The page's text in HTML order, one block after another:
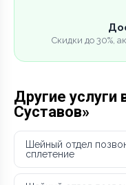
Скидки до 30%,
Другие услуги
Суставов»
Шейный отдел
сплетение